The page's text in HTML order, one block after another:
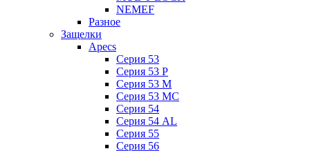
NEMEF
Разное
Защелки
Apecs
Серия 53
Серия 53 P
Серия 53 М
Серия 53 МC
Серия 54
Серия 54 AL
Серия 55
Серия 56